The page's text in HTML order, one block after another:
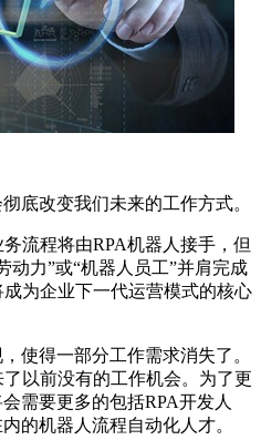
改变我们未来的工作方式。
程将由RPA机器人接手，但
动力”或“机器人员工”并肩完成
为企业下一代运营模式的核心
得一部分工作需求消失了。
以前没有的工作机会。为了更
需要更多的包括RPA开发人
的机器人流程自动化人才。